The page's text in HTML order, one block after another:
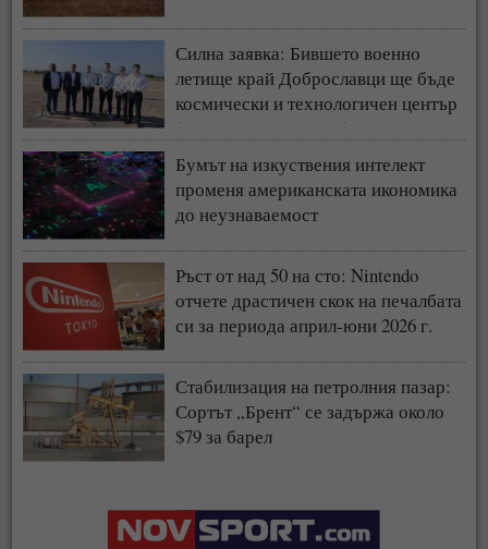
Силна заявка: Бившето военно
летище край Доброславци ще бъде
космически и технологичен център
(СНИМКИ + ВИДЕО)
Бумът на изкуствения интелект
променя американската икономика
до неузнаваемост
Ръст от над 50 на сто: Nintendo
отчете драстичен скок на печалбата
си за периода април-юни 2026 г.
Стабилизация на петролния пазар:
Сортът „Брент“ се задържа около
$79 за барел